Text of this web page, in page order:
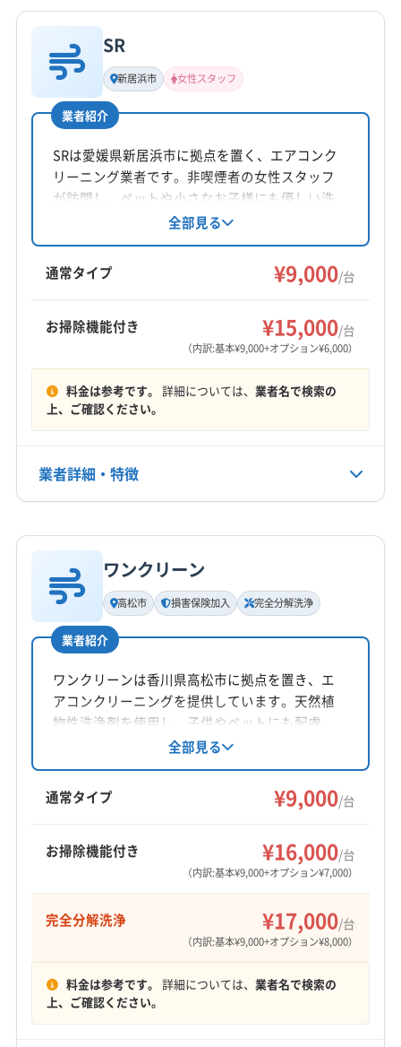
公式HP
公式サイトを見る
基本情報
代表者名
桐島学
所在地
愛媛県西条市
対応地域
三豊市
善通寺市
仲多度郡まんのう町
仲多度郡琴平町
仲多度郡多度津町
(愛媛県) 伊予郡松前町
(愛媛県) 伊予郡砥部町
(愛媛県) 四国中央市
(愛媛県) 新居浜市
(愛媛県) 西条市
(愛媛県) 西予市
(愛媛県) 大洲市
(愛媛県) 東温市
(高知県) 香南市
(高知県) 香美市
(高知県) 高知市
(高知県) 土佐市
9:00〜20:00
定休日
電話番号
公式HP
公式サイトを見る
SR
新居浜市 女性スタッフ
業者紹介
SRは愛媛県新居浜市に拠点を置く、エアコンク
リーニング業者です。非喫煙者の女性スタッフ
が訪問し、ペットや小さなお子様にも優しい洗
剤を使用。防カビ・抗菌コーティングにも対応
しています。新居浜市を中心に今治市、松山市
など幅広いエリアでサービスを提供していま
す。
全部見る
通常タイプ ¥9,000/台
お掃除機能付き ¥15,000/台
（内訳:基本¥9,000+オプション¥6,000）
料金は参考です。 詳細については、 業者名で検索の
上、ご確認ください。
業者詳細・特徴
基本情報
代表者名
横井幸子
所在地
愛媛県新居浜市
対応地域
善通寺市
(愛媛県) 今治市
(愛媛県) 四国中央市
(愛媛県) 松山市
(愛媛県) 新居浜市
(愛媛県) 西条市
定休日
電話番号
ワンクリーン
高松市 損害保険加入 完全分解洗浄
業者紹介
ワンクリーンは香川県高松市に拠点を置き、エ
アコンクリーニングを提供しています。天然植
物性洗浄剤を使用し、子供やペットにも配慮。
完全分解洗浄や防カビ・抗菌コートにも対応し
ています。損害保険加入済み。9時〜18時まで営
業し、火・水曜定休。丁寧な作業を心がけてい
ます。
全部見る
通常タイプ ¥9,000/台
お掃除機能付き ¥16,000/台
（内訳:基本¥9,000+オプション¥7,000）
完全分解洗浄 ¥17,000/台
（内訳:基本¥9,000+オプション¥8,000）
料金は参考です。 詳細については、 業者名で検索の
上、ご確認ください。